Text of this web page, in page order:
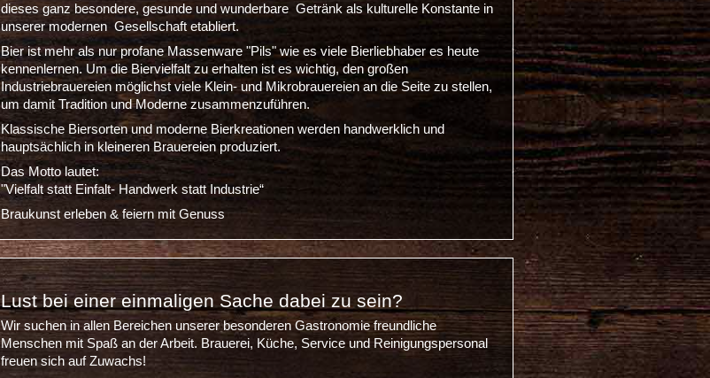
dieses ganz besondere, gesunde und wunderbare Getränk als kulturelle Konstante in
unserer modernen Gesellschaft etabliert.
Bier ist mehr als nur profane Massenware "Pils" wie es viele Bierliebhaber es heute
kennenlernen. Um die Biervielfalt zu erhalten ist es wichtig, den großen
Industriebrauereien möglichst viele Klein- und Mikrobrauereien an die Seite zu stellen,
um damit Tradition und Moderne zusammenzuführen.
Klassische Biersorten und moderne Bierkreationen werden handwerklich und
hauptsächlich in kleineren Brauereien produziert.
Das Motto lautet:
"Vielfalt statt Einfalt- Handwerk statt Industrie“
Braukunst erleben & feiern mit Genuss
Lust bei einer einmaligen Sache dabei zu sein?
Wir suchen in allen Bereichen unserer besonderen Gastronomie freundliche
Menschen mit Spaß an der Arbeit. Brauerei, Küche, Service und Reinigungspersonal
freuen sich auf Zuwachs!